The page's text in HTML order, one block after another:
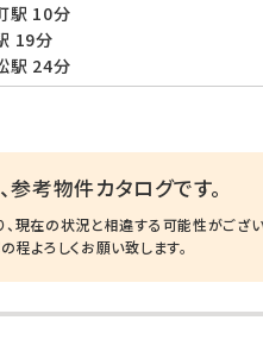
駅 10分
19分
駅 24分
考物件カタログです。
現在の状況と相違する可能性がござい
よろしくお願い致します。